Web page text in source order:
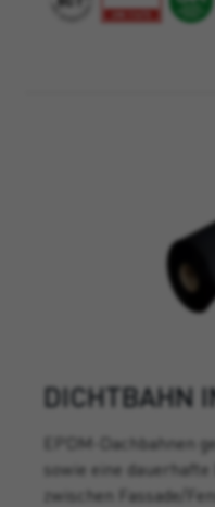
DICHTBAHN
EPDM-Dachbahnen
sowie eine
zwischen Fassade/